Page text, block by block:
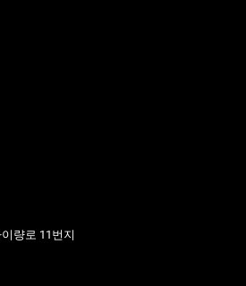
량로 11번지